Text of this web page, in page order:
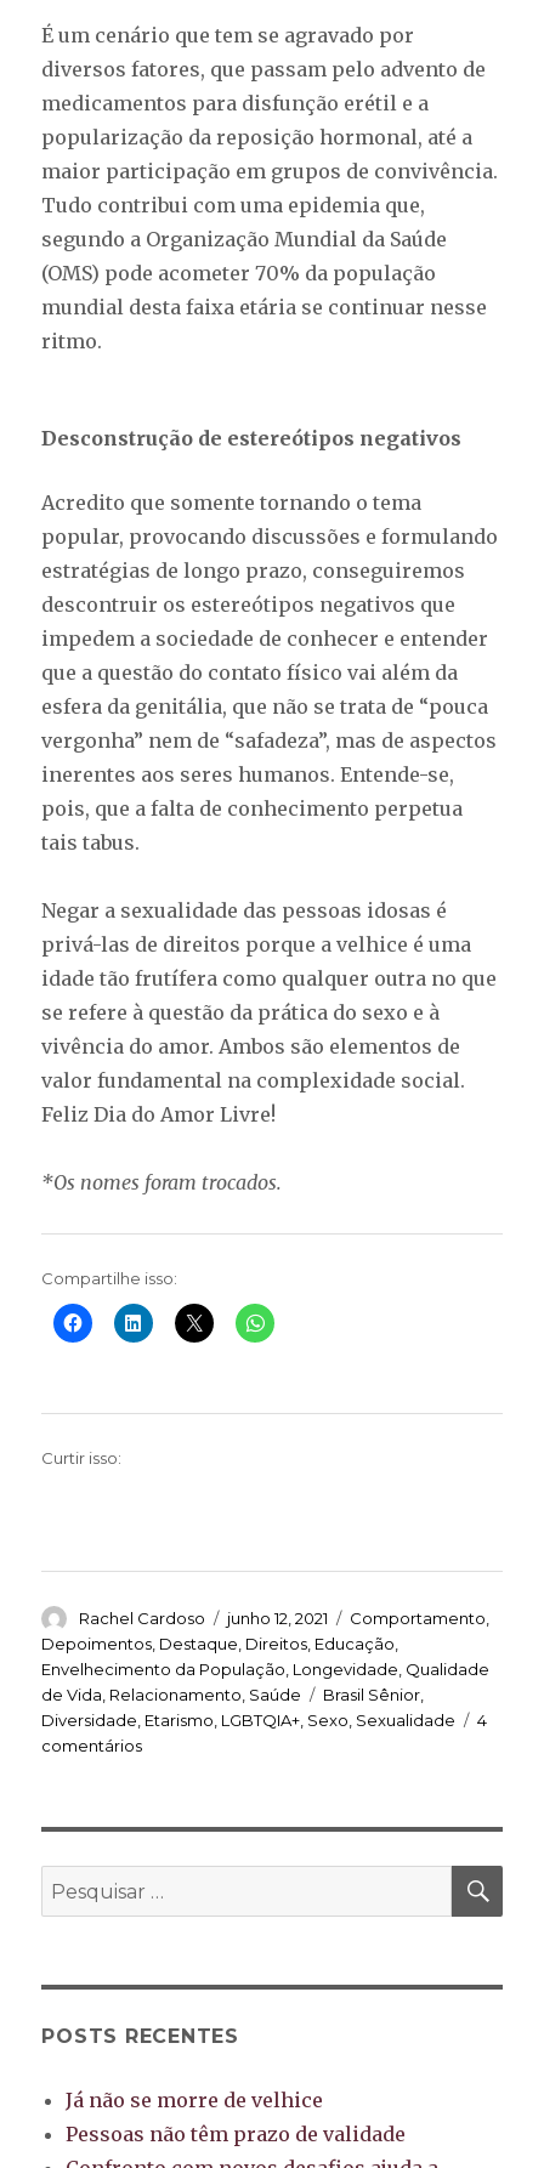
É um cenário que tem se agravado por
diversos fatores, que passam pelo advento de
medicamentos para disfunção erétil e a
popularização da reposição hormonal, até a
maior participação em grupos de convivência.
Tudo contribui com uma epidemia que,
segundo a Organização Mundial da Saúde
(OMS) pode acometer 70% da população
mundial desta faixa etária se continuar nesse
ritmo.
Desconstrução de estereótipos negativos
Acredito que somente tornando o tema
popular, provocando discussões e formulando
estratégias de longo prazo, conseguiremos
descontruir os estereótipos negativos que
impedem a sociedade de conhecer e entender
que a questão do contato físico vai além da
esfera da genitália, que não se trata de “pouca
vergonha” nem de “safadeza”, mas de aspectos
inerentes aos seres humanos. Entende-se,
pois, que a falta de conhecimento perpetua
tais tabus.
Negar a sexualidade das pessoas idosas é
privá-las de direitos porque a velhice é uma
idade tão frutífera como qualquer outra no que
se refere à questão da prática do sexo e à
vivência do amor. Ambos são elementos de
valor fundamental na complexidade social.
Feliz Dia do Amor Livre!
*Os nomes foram trocados.
Compartilhe isso:
Curtir isso:
Autor
Rachel Cardoso
Publicado
em
junho 12, 2021 Categorias
Comportamento
Depoimentos Destaque Direitos Educação
Envelhecimento da População Longevidade Qualidade
de Vida Relacionamento Saúde Tags
Brasil Sênior
Diversidade Etarismo LGBTQIA+ Sexo Sexualidade
4
comentáriosem
pessoa
idosa
é
direitos
Pesquisar
por:
POSTS RECENTES
Já não se morre de velhice
Pessoas não têm prazo de validade